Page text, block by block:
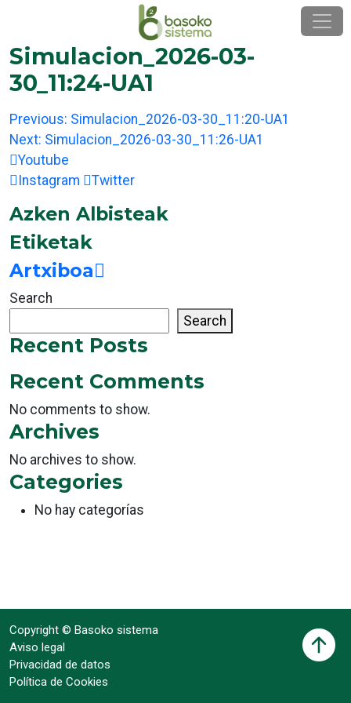
content
Simulacion_2026-03-
30_11:24-UA1
Post
navigation
Previous: Simulacion_2026-03-30_11:20-UA1
Next: Simulacion_2026-03-30_11:26-UA1
Youtube
Instagram
Twitter
Azken Albisteak
Etiketak
Artxiboa
Search
Search
Recent Posts
Recent Comments
No comments to show.
Archives
No archives to show.
Categories
No hay categorías
Copyright © Basoko sistema
Aviso legal
Privacidad de datos
Política de Cookies